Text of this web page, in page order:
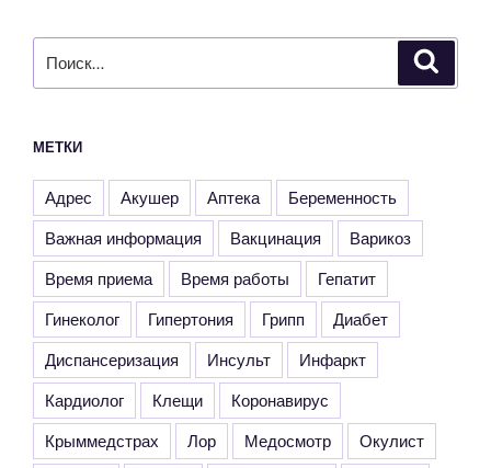
МЕТКИ
Адрес Акушер Аптека
Беременность
Важная информация
Вакцинация
Варикоз
Время приема
Время работы
Гепатит
Гинеколог
Гипертония Грипп
Диабет
Диспансеризация
Инсульт
Инфаркт
Кардиолог
Клещи
Коронавирус
Крыммедстрах
Лор Медосмотр
Окулист